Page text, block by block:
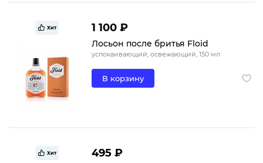
Хит 1 100 ₽
Лосьон после бритья Floid
успокаивающий, освежающий, 150 мл
В корзину
Хит 495 ₽